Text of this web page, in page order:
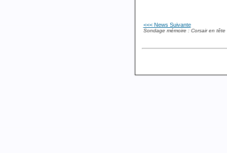
<<< News Suivante
Sondage mémoire : Corsair en tête